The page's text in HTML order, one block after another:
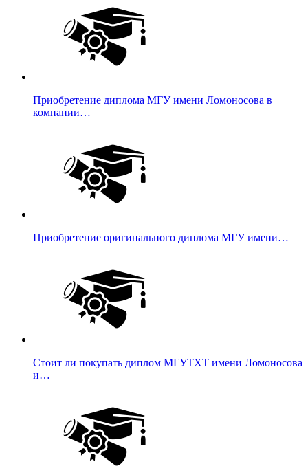
Приобретение диплома МГУ имени Ломоносова в
компании…
Приобретение оригинального диплома МГУ имени…
Стоит ли покупать диплом МГУТХТ имени Ломоносова
и…